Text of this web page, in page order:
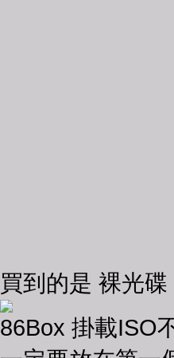
買到的是 裸光
86Box 掛載ISO